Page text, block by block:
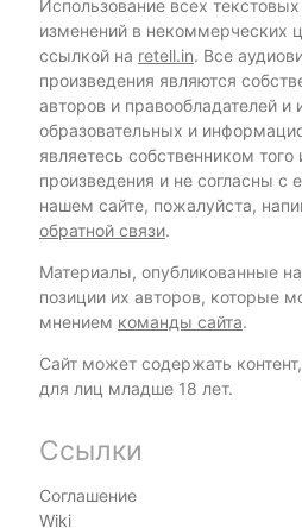
Использование всех
изменений в некоммерческих
ссылкой на retell.in. Все
произведения являются
авторов и правообладателей и
образовательных и
являетесь собственником того
произведения и не согласны с
нашем сайте, пожалуйста,
обратной связи.
Материалы, опубликованные
позиции их авторов, которые
мнением команды сайта.
Сайт может содержать
для лиц младше 18 лет.
Ссылки
Соглашение
Wiki